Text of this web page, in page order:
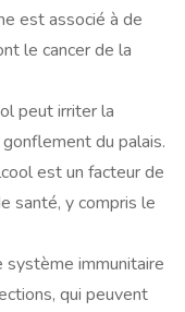
est associé à de
le cancer de la
peut irriter la
du palais.
est un facteur de
santé, y compris le
immunitaire
qui peuvent